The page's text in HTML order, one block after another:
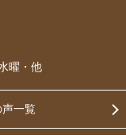
曜・他
声一覧